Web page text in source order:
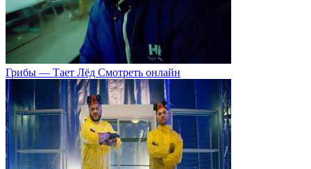
Грибы — Тает Лёд Смотреть онлайн